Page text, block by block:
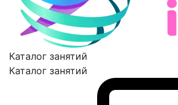
Каталог занятий
Каталог занятий